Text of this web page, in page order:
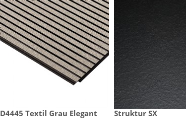
D4445 Textil Grau Elegant Struktur SX